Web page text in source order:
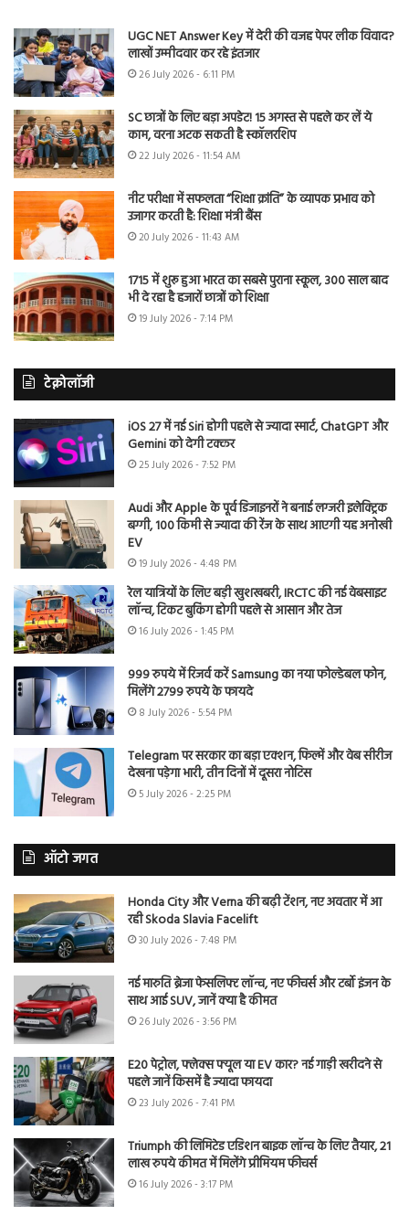
UGC NET Answer Key में देरी की वजह पेपर लीक विवाद?
लाखों उम्मीदवार कर रहे इंतजार
26 July 2026 - 6:11 PM
SC छात्रों के लिए बड़ा अपडेट! 15 अगस्त से पहले कर लें ये
काम, वरना अटक सकती है स्कॉलरशिप
22 July 2026 - 11:54 AM
नीट परीक्षा में सफलता “शिक्षा क्रांति” के व्यापक प्रभाव को
उजागर करती है: शिक्षा मंत्री बैंस
20 July 2026 - 11:43 AM
1715 में शुरू हुआ भारत का सबसे पुराना स्कूल, 300 साल बाद
भी दे रहा है हजारों छात्रों को शिक्षा
19 July 2026 - 7:14 PM
टेक्नोलॉजी
iOS 27 में नई Siri होगी पहले से ज्यादा स्मार्ट, ChatGPT और
Gemini को देगी टक्कर
25 July 2026 - 7:52 PM
Audi और Apple के पूर्व डिजाइनरों ने बनाई लग्जरी इलेक्ट्रिक
बग्गी, 100 किमी से ज्यादा की रेंज के साथ आएगी यह अनोखी
EV
19 July 2026 - 4:48 PM
रेल यात्रियों के लिए बड़ी खुशखबरी, IRCTC की नई वेबसाइट
लॉन्च, टिकट बुकिंग होगी पहले से आसान और तेज
16 July 2026 - 1:45 PM
999 रुपये में रिजर्व करें Samsung का नया फोल्डेबल फोन,
मिलेंगे 2799 रुपये के फायदे
8 July 2026 - 5:54 PM
Telegram पर सरकार का बड़ा एक्शन, फिल्में और वेब सीरीज
देखना पड़ेगा भारी, तीन दिनों में दूसरा नोटिस
5 July 2026 - 2:25 PM
ऑटो जगत
Honda City और Verna की बढ़ी टेंशन, नए अवतार में आ
रही Skoda Slavia Facelift
30 July 2026 - 7:48 PM
नई मारुति ब्रेजा फेसलिफ्ट लॉन्च, नए फीचर्स और टर्बो इंजन के
साथ आई SUV, जानें क्या है कीमत
26 July 2026 - 3:56 PM
E20 पेट्रोल, फ्लेक्स फ्यूल या EV कार? नई गाड़ी खरीदने से
पहले जानें किसमें है ज्यादा फायदा
23 July 2026 - 7:41 PM
Triumph की लिमिटेड एडिशन बाइक लॉन्च के लिए तैयार, 21
लाख रुपये कीमत में मिलेंगे प्रीमियम फीचर्स
16 July 2026 - 3:17 PM